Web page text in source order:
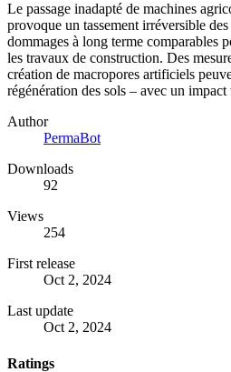
Le passage inadapté de machines
provoque un tassement irréversible
dommages à long terme comparables
les travaux de construction. Des
création de macropores artificiels
régénération des sols – avec un
Author
PermaBot
Downloads
92
Views
254
First release
Oct 2, 2024
Last update
Oct 2, 2024
Ratings